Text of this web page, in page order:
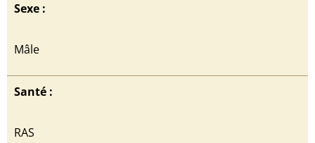
Sexe :
Mâle
Santé :
RAS